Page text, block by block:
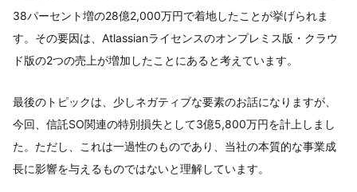
38パーセント増の28億2,000万円で着地したことが挙げられま
す。その要因は、Atlassianライセンスのオンプレミス版・クラウ
ド版の2つの売上が増加したことにあると考えています。
最後のトピックは、少しネガティブな要素のお話になりますが、
今回、信託SO関連の特別損失として3億5,800万円を計上しまし
た。ただし、これは一過性のものであり、当社の本質的な事業成
長に影響を与えるものではないと理解しています。